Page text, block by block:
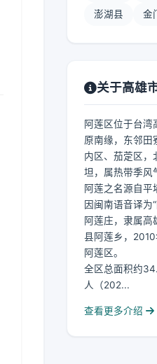
澎湖县 金
关于高雄
阿莲区位于台湾
原南缘，东邻田
内区、茄萣区，
坦，属热带季风
阿莲之名源自平
因闽南语音译为
阿莲庄，隶属高
县阿莲乡，
阿莲区。
全区总面积约
人（202...
查看更多介绍